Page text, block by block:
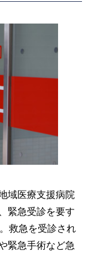
域医療支援病院
緊急受診を要す
救急を受診され
緊急手術など急